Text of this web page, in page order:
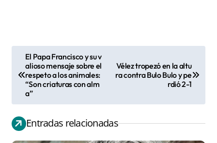
e
g
a
El Papa Francisco y su v
alioso mensaje sobre el
respeto a los animales:
“Son criaturas con alm
a”
Vélez tropezó en la altu
ra contra Bulo Bulo y pe
rdió 2-1
Entradas relacionadas